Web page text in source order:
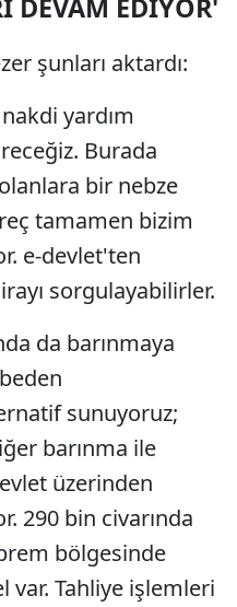
DEVAM EDİYOR'
şunları aktardı:
yardım
Burada
bir nebze
tamamen bizim
e-devlet'ten
sorgulayabilirler.
da barınmaya
sunuyoruz;
barınma ile
üzerinden
290 bin civarında
bölgesinde
Tahliye işlemleri